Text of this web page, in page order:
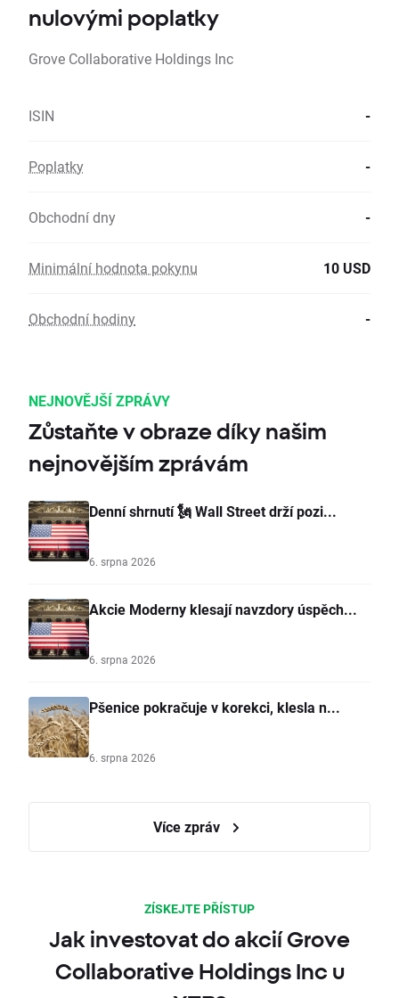
nulovými poplatky
Grove Collaborative Holdings Inc
ISIN -
Poplatky -
Obchodní dny -
Minimální hodnota pokynu 10 USD
Obchodní hodiny -
NEJNOVĚJŠÍ ZPRÁVY
Zůstaňte v obraze díky našim
nejnovějším zprávám
Denní shrnutí 🗽 Wall Street drží pozi...
6. srpna 2026
Akcie Moderny klesají navzdory úspěch...
6. srpna 2026
Pšenice pokračuje v korekci, klesla n...
6. srpna 2026
Více zpráv
ZÍSKEJTE PŘÍSTUP
Jak investovat do akcií Grove
Collaborative Holdings Inc u